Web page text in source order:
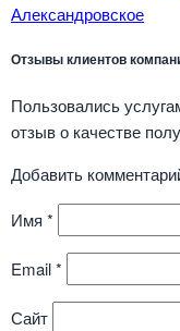
Александровское
Отзывы клиентов
Пользовались
отзыв о качестве
Добавить
Имя *
Email*
Сайт